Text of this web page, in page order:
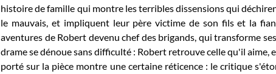
histoire de famille qui montre les terribles dissensions qui
le mauvais, et impliquent leur père victime de son fils et la
aventures de Robert devenu chef des brigands, qui transforme
drame se dénoue sans difficulté : Robert retrouve celle qu'il aime,
porté sur la pièce montre une certaine réticence : le critique